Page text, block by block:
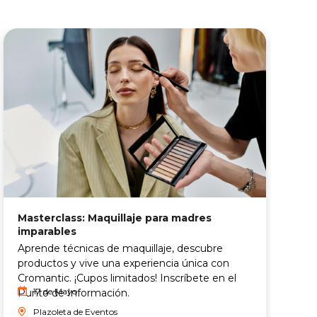
Masterclass: Maquillaje para madres
imparables
Aprende técnicas de maquillaje, descubre
productos y vive una experiencia única con
Cromantic. ¡Cupos limitados! Inscríbete en el
Punto de Información.
17 de Mayo
Plazoleta de Eventos